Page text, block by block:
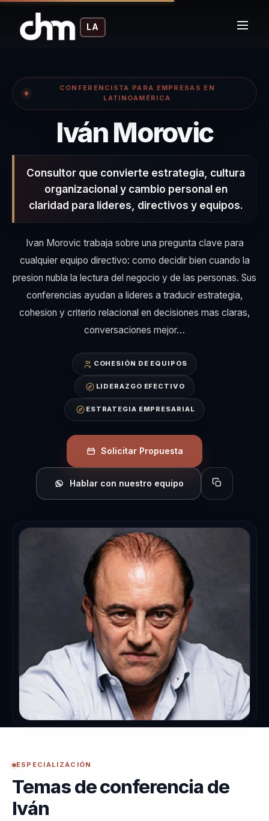
LA
CONFERENCISTA PARA EMPRESAS EN
LATINOAMÉRICA
Iván Morovic–
Consultor que convierte estrategia, cultura
organizacional y cambio personal en
claridad para lideres, directivos y equipos.
Ivan Morovic trabaja sobre una pregunta clave para
cualquier equipo directivo: como decidir bien cuando la
presion nubla la lectura del negocio y de las personas. Sus
conferencias ayudan a lideres a traducir estrategia,
cohesion y criterio relacional en decisiones mas claras,
conversaciones mejor…
COHESIÓN DE EQUIPOS
LIDERAZGO EFECTIVO
ESTRATEGIA EMPRESARIAL
Solicitar Propuesta
Hablar con nuestro equipo Copiar perfil
ESPECIALIZACIÓN
Temas de conferencia de
Iván